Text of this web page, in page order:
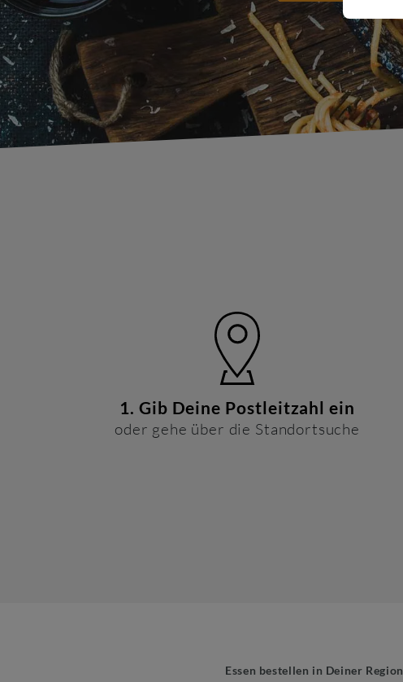
1. Gib Deine Postleitzahl ein
oder gehe über die Standortsuche
Essen bestellen in Deiner Region